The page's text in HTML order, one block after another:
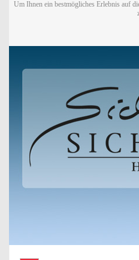
Um Ihnen ein bestmögliches Erlebnis auf